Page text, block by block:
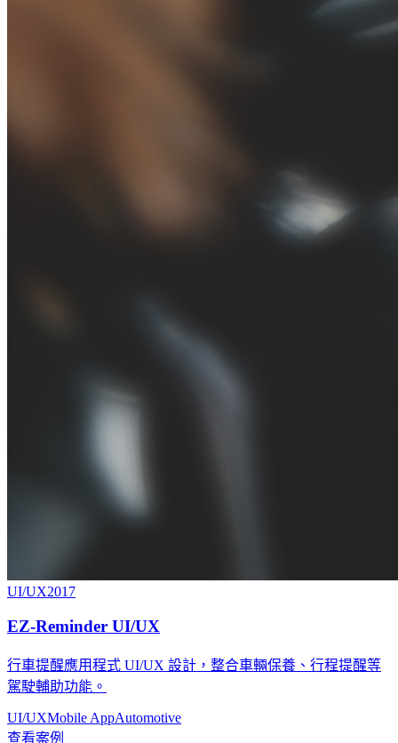
UI/UX2017
EZ-Reminder UI/UX
行車提醒應用程式 UI/UX 設計，整合車輛保養、行程提醒等
駕駛輔助功能。
UI/UXMobile AppAutomotive
查看案例